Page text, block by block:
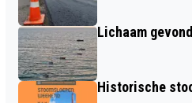
Lichaam
Historische